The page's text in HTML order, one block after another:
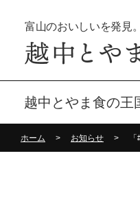
富山のおいしいを発見
越中とやま食の王
ホーム お知らせ